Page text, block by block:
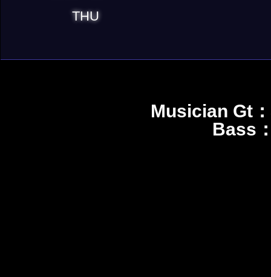
THU
Musician Gt
Bass